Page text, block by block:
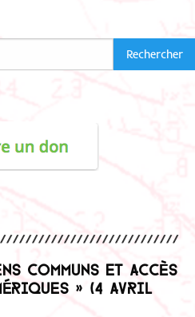
communs et accès
» (4 avril